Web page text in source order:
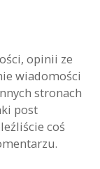
opinii ze
wiadomości
stronach
post
coś